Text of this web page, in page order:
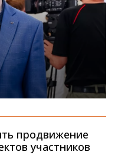
продвижение
участников